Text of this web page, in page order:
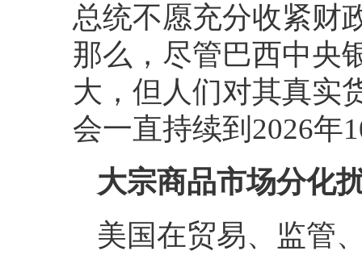
总统不愿充分收紧财
那么，尽管巴西中央
大，但人们对其真实
会一直持续到2026年
大宗商品市场分化
美国在贸易、监管